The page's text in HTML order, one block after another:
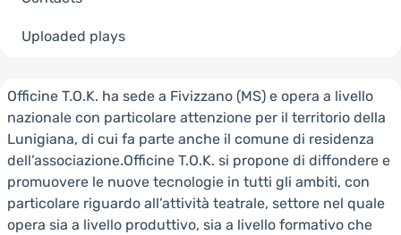
Uploaded plays
Officine T.O.K. ha sede a Fivizzano (MS) e opera a livello
nazionale con particolare attenzione per il territorio della
Lunigiana, di cui fa parte anche il comune di residenza
dell’associazione.Officine T.O.K. si propone di diffondere e
promuovere le nuove tecnologie in tutti gli ambiti, con
particolare riguardo all’attività teatrale, settore nel quale
opera sia a livello produttivo, sia a livello formativo che